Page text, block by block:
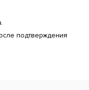
подтверждения